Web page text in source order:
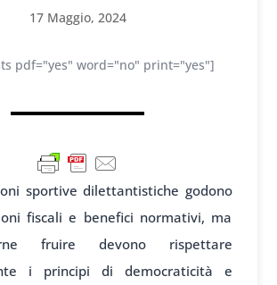
17 Maggio, 2024
pdf="yes" word="no" print="yes"]
sportive dilettantistiche godono
fiscali e benefici normativi, ma
fruire devono rispettare
i principi di democraticità e